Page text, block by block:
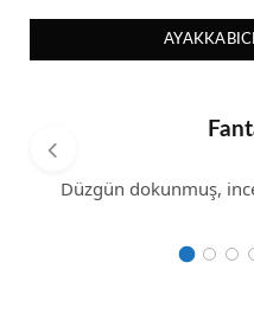
Düzgün dokunmuş,